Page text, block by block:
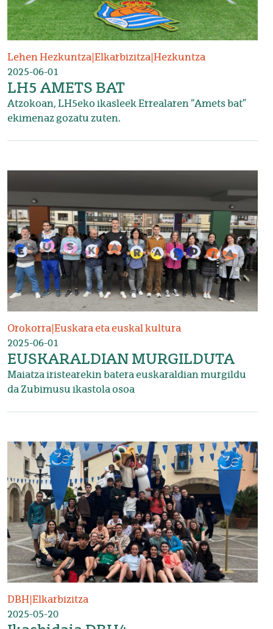
Lehen Hezkuntza Elkarbizitza Hezkuntza
2025-06-01
LH5 AMETS BAT
Atzokoan, LH5eko ikasleek Errealaren “Amets bat”
ekimenaz gozatu zuten.
Orokorra Euskara eta euskal kultura
2025-06-01
EUSKARALDIAN MURGILDUTA
Maiatza iristearekin batera euskaraldian murgildu
da Zubimusu ikastola osoa
Irudia
DBH Elkarbizitza
2025-05-20